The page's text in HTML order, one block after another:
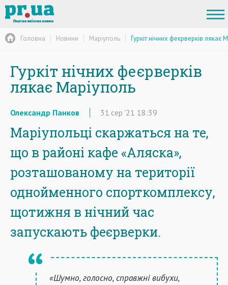
Головна Новини Маріуполь Гуркіт нічних феєрверків лякає
Гуркіт нічних феєрверків
лякає Маріуполь
Олександр Панков 31 сер '21 18:39
Маріупольці скаржаться на те,
що в районі кафе «Аляска»,
розташованому на території
однойменного спорткомплексу,
щотижня в нічний час
запускають феєрверки.
«Шумно, голосно, справжні вибухи,